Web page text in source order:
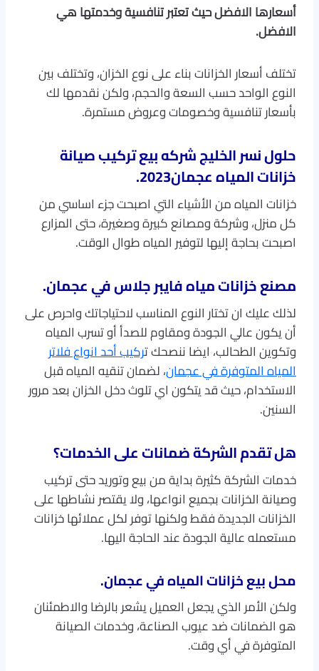
أسعارها الافضل حيث تعتبر تنافسية وخدمتها هي
الافضل.
تختلف أسعار الخزانات بناء على نوع الخزان، وتختلف بين
النوع الواحد حسب السعة والحجم، ولكن نقدمها لك
بأسعار تنافسية وخصومات وعروض مستمرة.
حلول نسر الخليجشركه بيع تركيب صيانة
خزانات المياه عجمان2023
.
خزانات المياه من الأشياء التي اصبحت جزء اساسي من
كل منزل، وشركة ومصانع كبيرة وصغيرة، حتى المزارع
اصبحت بحاجة إليها لتوفير المياه طوال الوقت.
مصنع خزانات مياه فايبر جلاس في عجمان.
لذلك عليك ان تختار النوع المناسب لاحتياجاتك واحرص على
أن يكون عالي الجودة ومقاوم للصدأ أو تسرب المياه
وتكوين الطحالب، ايضا ننصحك تركيب أحد انواع فلاتر
المياه المتوفرة في عجمان، لضمان تنقيه المياه قبل
الاستخدام، حيث قد يتكون اي تلوث دخل الخزان بعد مرور
السنين.
هل تقدم الشركة ضمانات على الخدمات؟
خدمات الشركة كثيرة بداية من بيع وتوريد حتى تركيب
وصيانة الخزانات بجميع انواعها، ولا يقتصر نشاطها على
الخزانات الجديدة فقط ولكنها توفر لكل عملائها خزانات
مستعمله عالية الجودة عند الحاجة اليها.
محل بيع خزانات المياه في عجمان.
ولكن الأمر الذي يجعل العميل يشعر بالرضا والاطمئنان
هو الضمانات ضد عيوب الصناعة، وخدمات الصيانة
المتوفرة في أي وقت.